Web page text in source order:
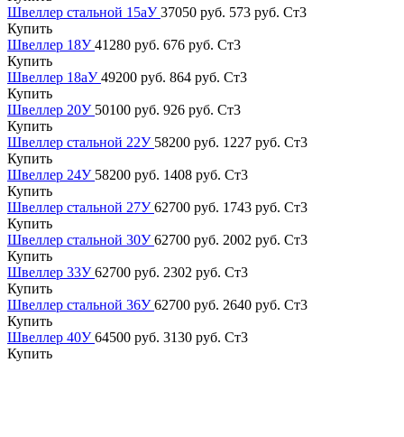
Швеллер стальной 15аУ37050 руб. 573 руб. Ст3
Купить
Швеллер 18У41280 руб. 676 руб. Ст3
Купить
Швеллер 18аУ49200 руб. 864 руб. Ст3
Купить
Швеллер 20У 50100 руб. 926 руб. Ст3
Купить
Швеллер стальной 22У 58200 руб. 1227 руб. Ст3
Купить
Швеллер 24У 58200 руб. 1408 руб. Ст3
Купить
Швеллер стальной 27У62700 руб. 1743 руб. Ст3
Купить
Швеллер стальной 30У62700 руб. 2002 руб. Ст3
Купить
Швеллер 33У62700 руб. 2302 руб. Ст3
Купить
Швеллер стальной 36У62700 руб. 2640 руб. Ст3
Купить
Швеллер 40У64500 руб. 3130 руб. Ст3
Купить